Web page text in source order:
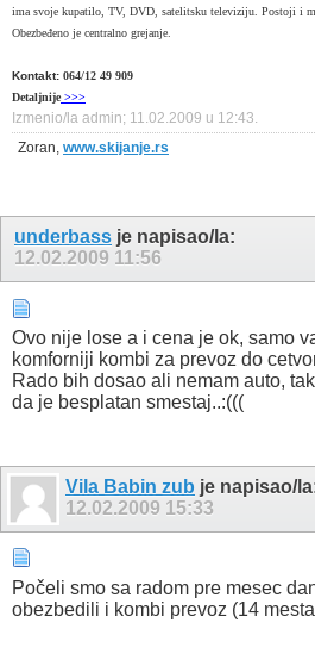
ima svoje kupatilo, TV, DVD, satelitsku televiziju. Postoji i
Obezbeđeno je centralno grejanje.
Kontakt: 064/12 49 909
Detaljnije >>>
Izmenio/la admin; 11.02.2009 u 12:43.
Zoran, www.skijanje.rs
underbass je napisao/la:
12.02.2009 11:56
Ovo nije lose a i cena je ok, samo
komforniji kombi za prevoz do
Rado bih dosao ali nemam auto,
da je besplatan smestaj..:(((
Vila Babin zub je napisao/
12.02.2009 15:33
Počeli smo sa radom pre mesec
obezbedili i kombi prevoz (14